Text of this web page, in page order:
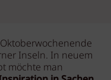
Inseln. In neuem
möchte man